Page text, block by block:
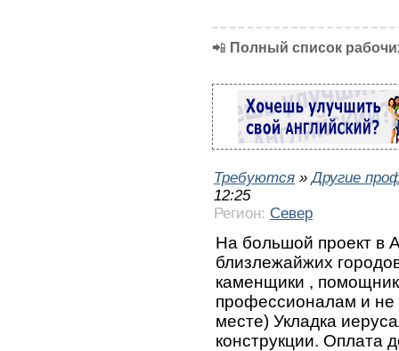
📲 Полный список
Требуются »Другие
12:25
Регион: Север
На большой проект в
близлежайжих
каменщики ,
профессионалам и
месте) Укладка
конструкции. Оплата